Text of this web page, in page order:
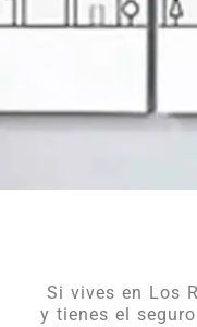
Si vives en Los
y tienes el